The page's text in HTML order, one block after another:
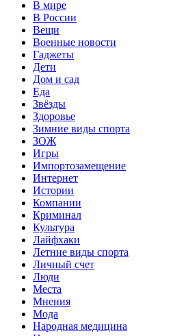
В мире
В России
Вещи
Военные новости
Гаджеты
Дети
Дом и сад
Еда
Звёзды
Здоровье
Зимние виды спорта
ЗОЖ
Игры
Импортозамещение
Интернет
Истории
Компании
Криминал
Культура
Лайфхаки
Летние виды спорта
Личный счет
Люди
Места
Мнения
Мода
Народная медицина